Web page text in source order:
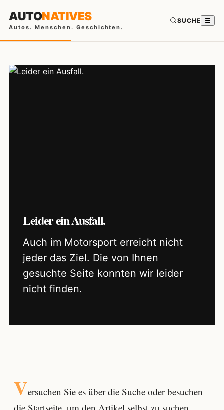
AUTONATIVES
Autos. Menschen. Geschichten.
SUCHE ☰
Leider ein Ausfall.
Auch im Motorsport erreicht nicht
jeder das Ziel. Die von Ihnen
gesuchte Seite konnten wir leider
nicht finden.
Versuchen Sie es über die Sucheoder besuchen